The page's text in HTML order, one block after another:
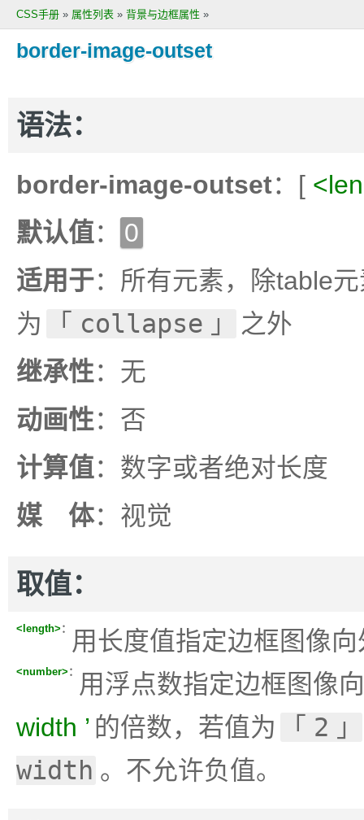
CSS手册 » 属性列表 » 背景与边框属性 »
border-image-outset
语法：
border-image-outset：[
默认值：
0
适用于：所有元素，除table
为
collapse
之外
继承性：无
动画性：否
计算值：数字或者绝对长度
媒 体：视觉
取值：
<length> ： 用长度值指定边框图像
<number> ：
用浮点数指定边框图像
width
的倍数，若值为
2
width 。不允许负值。